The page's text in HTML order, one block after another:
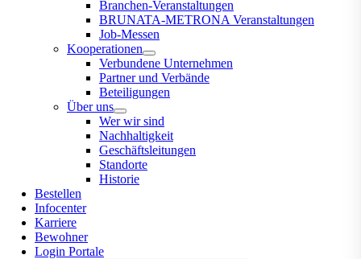
Branchen-Veranstaltungen
BRUNATA-METRONA Veranstaltungen
Job-Messen
Kooperationen
Verbundene Unternehmen
Partner und Verbände
Beteiligungen
Über uns
Wer wir sind
Nachhaltigkeit
Geschäftsleitungen
Standorte
Historie
Bestellen
Infocenter
Karriere
Bewohner
Login Portale